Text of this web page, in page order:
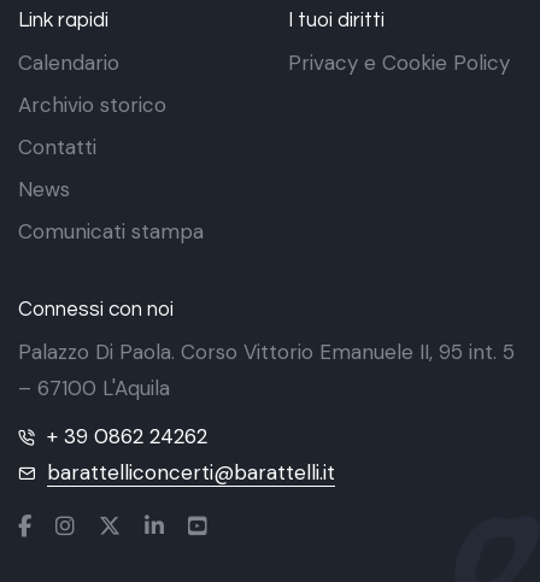
Link rapidi
Calendario
Archivio storico
Contatti
News
Comunicati stampa
I tuoi diritti
Privacy e Cookie Policy
Connessi con noi
Palazzo Di Paola. Corso Vittorio Emanuele II, 95 int. 5
– 67100 L'Aquila
+ 39 0862 24262
barattelliconcerti@barattelli.it